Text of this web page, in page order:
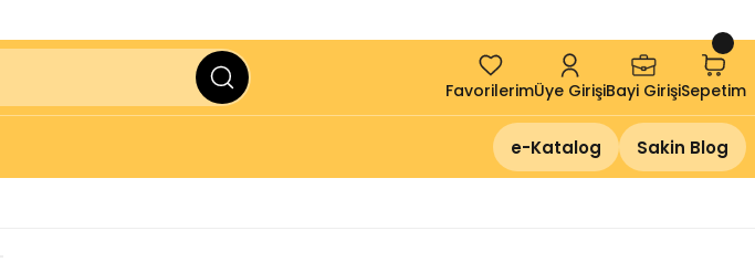
FavorilerimÜye GirişiBayi GirişiSepetim
e-Katalog Sakin Blog